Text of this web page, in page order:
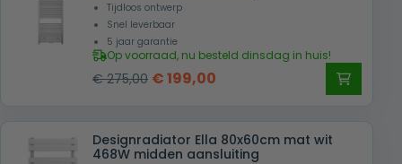
Tijdloos ontwerp
Snel leverbaar
5 jaar garantie
Op voorraad, nu besteld dinsdag in huis!
€275,00 Oorspronkelijke
was:
€ 275,00.
€199,00
is:
€ 199,00.
Designradiator Ella 80x60cm mat wit
468W midden aansluiting